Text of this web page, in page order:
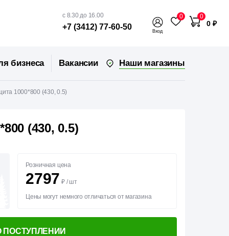
с 8.30 до 16.00
+7 (3412) 77-60-50 Вход
0 0
0 ₽
бизнеса Вакансии Наши магазины
1000*800 (430, 0.5)
(430, 0.5)
Розничная цена
2797 ₽ / шт
Цены могут немного отличаться от магазина
ПОСТУПЛЕНИИ